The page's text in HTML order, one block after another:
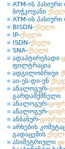
ATM-ის
ბოჭკოვანი
ATM-ის
BISDN-ქსელი
IP-ქსელი
ISDN-ქსელი
SNA-ქსელი
ადაპტირებადი
ფილტრაცია
ადგილობრივი
აი-ეს-დი-ენ
ანალოგურ-
გარდამქმნელი
ანალოგურ-
ანალოგურ-
ანბანურ-
არხების
გადაცემის
ასიმეტრიული